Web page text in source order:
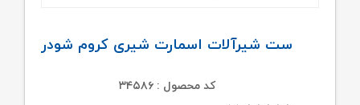
ست شیرآلات اسمارت شیری کروم شودر
کد محصول : ۳۴۵۸۶